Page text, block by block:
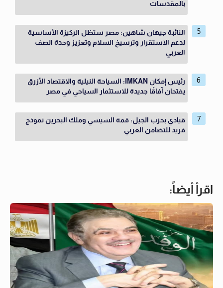
بالمقدسات
النائبة جيهان شاهين: مصر ستظل الركيزة الأساسية
لدعم الاستقرار وترسيخ السلام وتعزيز وحدة الصف
العربي
رئيس إمكان IMKAN: السياحة النيلية والاقتصاد الأزرق
يفتحان آفاقًا جديدة للاستثمار السياحي في مصر
قيادي بحزب الجيل: قمة السيسي وملك البحرين نموذج
فريد للتضامن العربي
اقرأ أيضاً: